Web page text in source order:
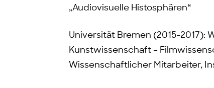
„Audiovisuelle Histosphären“
Universität Bremen (2015-2017):
Kunstwissenschaft –
Wissenschaftlicher Mitarbeiter,